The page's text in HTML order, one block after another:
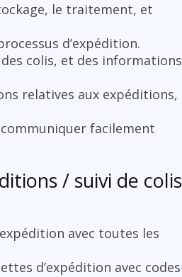
le traitement, et
d’expédition.
colis, et des
relatives aux expéditions,
facilement
/ suivi de colis
avec toutes les
d’expédition avec